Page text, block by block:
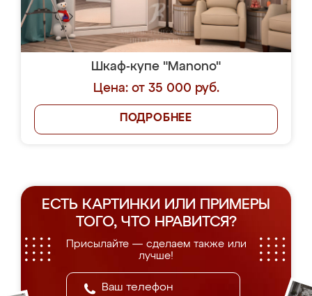
Шкаф-купе "Manono"
Цена: от 35 000 руб.
ПОДРОБНЕЕ
ЕСТЬ КАРТИНКИ ИЛИ ПРИМЕРЫ
ТОГО, ЧТО НРАВИТСЯ?
Присылайте — сделаем также или
лучше!